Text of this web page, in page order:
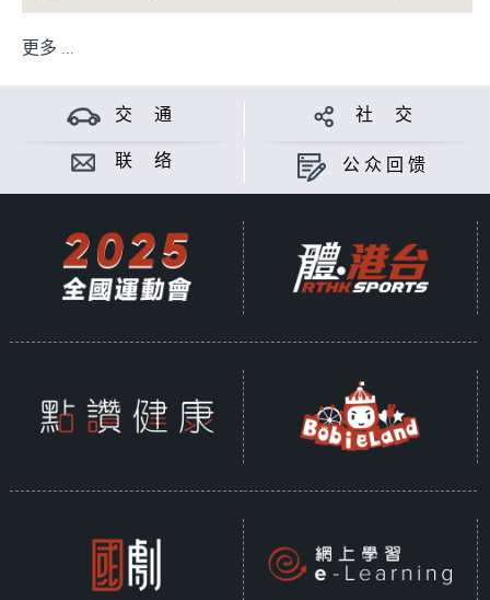
更多 ...
交 通 社 交
联 络 公众回馈